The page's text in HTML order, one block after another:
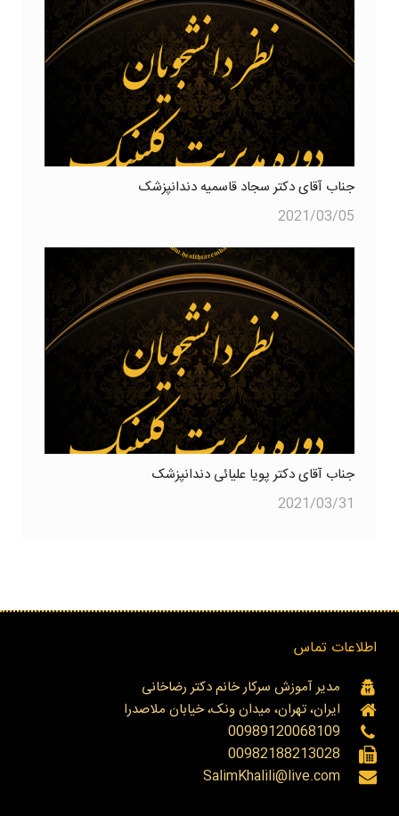
جناب آقای دکتر سجاد قاسمیه دندانپزشک
2021/03/05
جناب آقای دکتر پویا علیائی دندانپزشک
2021/03/31
اطلاعات تماس
مدیر آموزش سرکار خانم دکتر رضاخانی
ایران، تهران، میدان ونک، خیابان ملاصدرا
00989120068109
00982188213028
SalimKhalili@live.com